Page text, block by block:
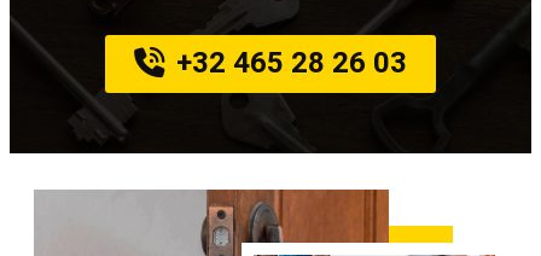
+32 465 28 26 03